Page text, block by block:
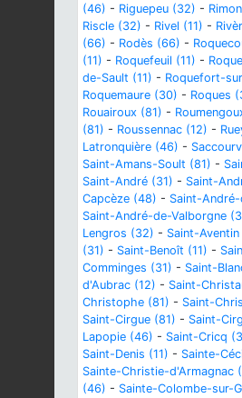
(46) - Riguepeu (32) -
Riscle (32) - Rivel (11) -
(66) - Rodès (66) -
(11) - Roquefeuil (11) -
de-Sault (11) - Roquefort-
Roquemaure (30) - Roques
Rouairoux (81) -
(81) - Roussennac (12) -
Latronquière (46) -
Saint-Amans-Soult (81) -
Saint-André (31) - Saint-
Capcèze (48) - Saint-
Saint-André-de-Valborgne
Lengros (32) - Saint-Aventin
(31) - Saint-Benoît (11) -
Comminges (31) - Saint-
d'Aubrac (12) - Saint-
Christophe (81) - Saint-
Saint-Cirgue (81) - Saint-
Lapopie (46) - Saint-Cricq
Saint-Denis (11) - Sainte-
Sainte-Christie-d'Armagnac
(46) - Sainte-Colombe-sur-